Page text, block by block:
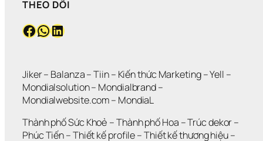
THEO DÕI
Facebook WhatsApp LinkedIn
Jiker – Balanza – Tiin – Kiến thức Marketing – Yell
Mondialsolution – Mondialbrand
Mondialwebsite.com – MondiaL
Thành phố Sức Khoẻ – Thành phố Hoa – Trúc dekor
Phúc Tiến – Thiết kế profile – Thiết kế thương hiệu